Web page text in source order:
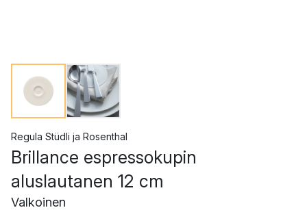
Regula Stüdli ja Rosenthal
Brillance espressokupin
aluslautanen 12 cm
Valkoinen